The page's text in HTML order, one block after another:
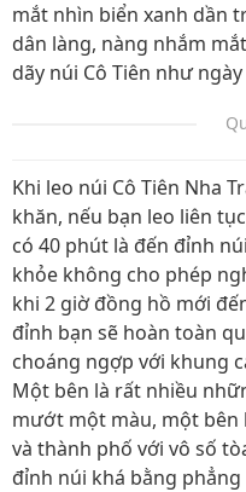
mắt nhìn biển xanh dần
dân làng, nàng nhắm
dãy núi Cô Tiên như ngày
Khi leo núi Cô Tiên Nha
khăn, nếu bạn leo liên
có 40 phút là đến đỉnh
khỏe không cho phép
khi 2 giờ đồng hồ mới
đỉnh bạn sẽ hoàn toàn
choáng ngợp với khung
Một bên là rất nhiều
mướt một màu, một bên
và thành phố với vô số
đỉnh núi khá bằng